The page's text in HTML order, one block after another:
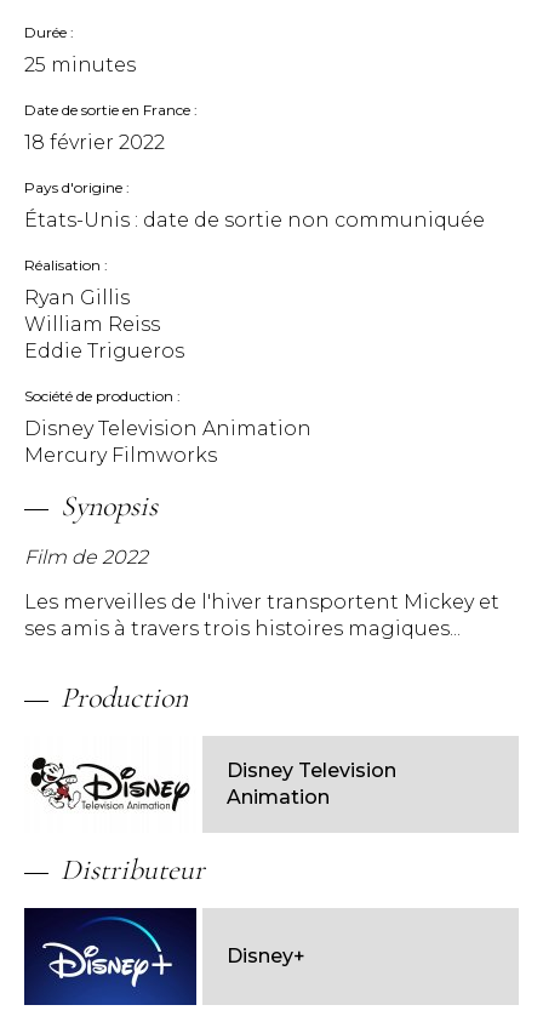
Durée
25 minutes
Date de sortie en France
18 février 2022
Pays d'origine
États-Unis : date de sortie non communiquée
Réalisation
Ryan Gillis
William Reiss
Eddie Trigueros
Société de production
Disney Television Animation
Mercury Filmworks
Synopsis
Film de 2022
Les merveilles de l'hiver transportent Mickey et
ses amis à travers trois histoires magiques...
Production
Disney Television
Animation
Distributeur
Disney+